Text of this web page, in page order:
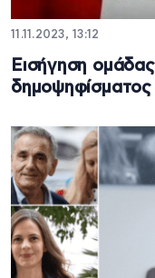
11.11.2023, 13:12
Εισήγηση
δημοψηφίσματος